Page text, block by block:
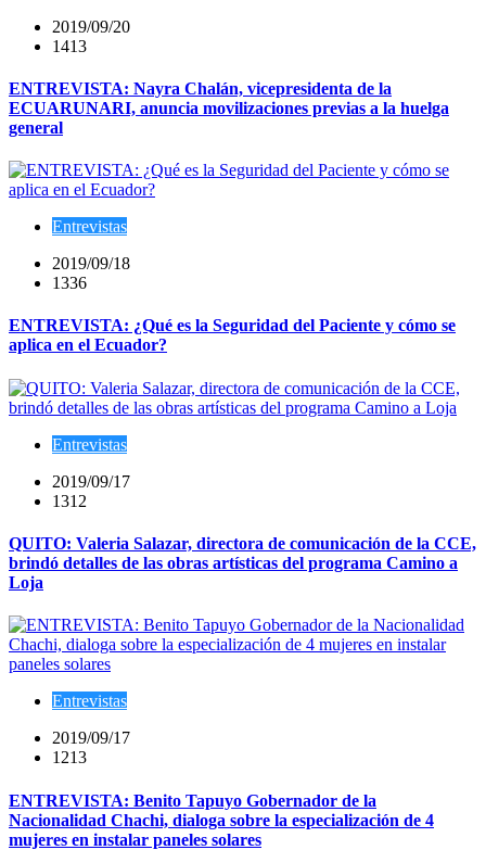
2019/09/20
1413
ENTREVISTA: Nayra Chalán, vicepresidenta de la
ECUARUNARI, anuncia movilizaciones previas a la huelga
general
Entrevistas
2019/09/18
1336
ENTREVISTA: ¿Qué es la Seguridad del Paciente y cómo se
aplica en el Ecuador?
Entrevistas
2019/09/17
1312
QUITO: Valeria Salazar, directora de comunicación de la CCE,
brindó detalles de las obras artísticas del programa Camino a
Loja
Entrevistas
2019/09/17
1213
ENTREVISTA: Benito Tapuyo Gobernador de la
Nacionalidad Chachi, dialoga sobre la especialización de 4
mujeres en instalar paneles solares